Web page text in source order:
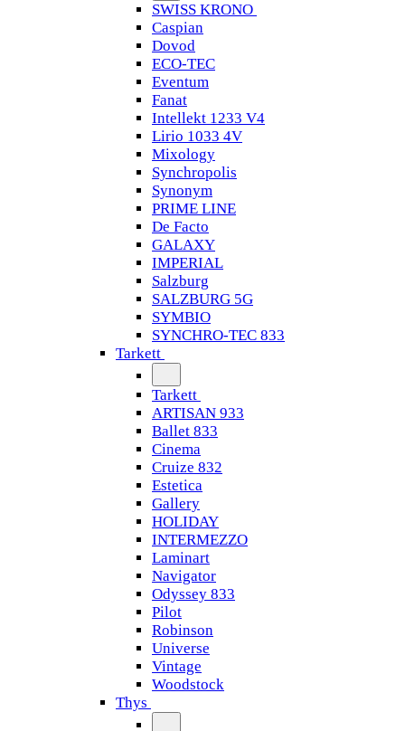
SWISS KRONO
Caspian
Dovod
ECO-TEC
Eventum
Fanat
Intellekt 1233 V4
Lirio 1033 4V
Mixology
Synchropolis
Synonym
PRIME LINE
De Facto
GALAXY
IMPERIAL
Salzburg
SALZBURG 5G
SYMBIO
SYNCHRO-TEC 833
Tarkett
Tarkett
ARTISAN 933
Ballet 833
Cinema
Cruize 832
Estetica
Gallery
HOLIDAY
INTERMEZZO
Laminart
Navigator
Odyssey 833
Pilot
Robinson
Universe
Vintage
Woodstock
Thys